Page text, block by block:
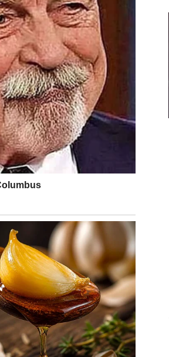
sigurnost, pažnju i osjećaj da
vam znači više nego što
pozitivno uticati na posao